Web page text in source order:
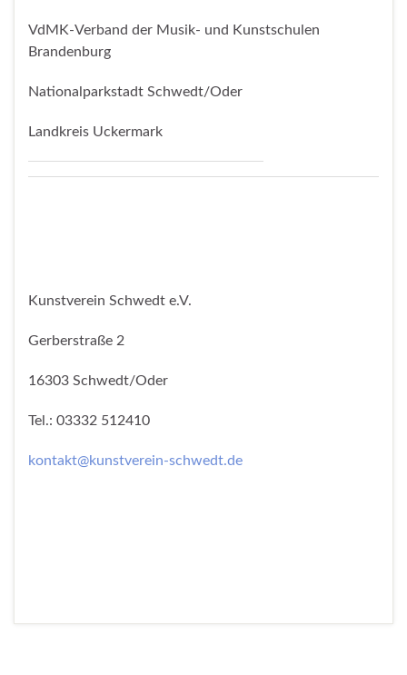
VdMK-Verband der Musik- und Kunstschulen
Brandenburg
Nationalparkstadt Schwedt/Oder
Landkreis Uckermark
Kunstverein Schwedt e.V.
Gerberstraße 2
16303 Schwedt/Oder
Tel.: 03332 512410
kontakt@kunstverein-schwedt.de